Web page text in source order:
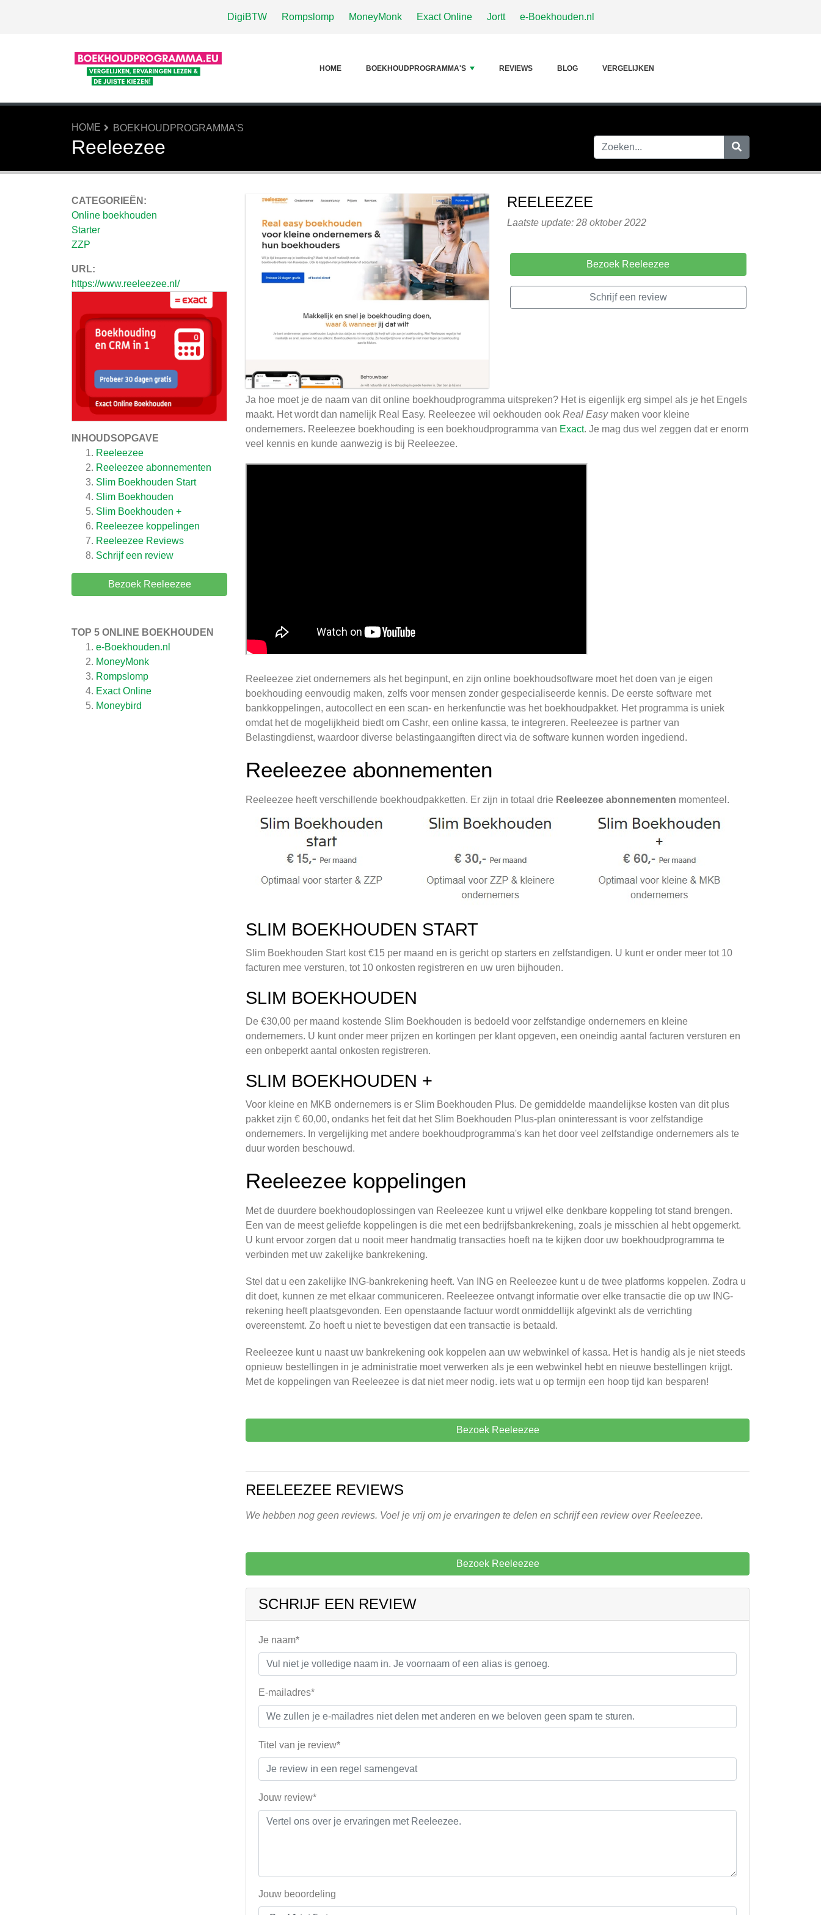
DigiBTW Rompslomp MoneyMonk Exact Online Jortt e-Boekhouden.nl
HOME BOEKHOUDPROGRAMMA'S REVIEWS BLOG VERGELIJKEN
HOME BOEKHOUDPROGRAMMA'S
Reeleezee
CATEGORIEËN:
Online boekhouden
Starter
ZZP
URL:
https://www.reeleezee.nl/
INHOUDSOPGAVE
Reeleezee
Reeleezee abonnementen
Slim Boekhouden Start
Slim Boekhouden
Slim Boekhouden +
Reeleezee koppelingen
Reeleezee Reviews
Schrijf een review
Bezoek Reeleezee
TOP 5 ONLINE BOEKHOUDEN
e-Boekhouden.nl
MoneyMonk
Rompslomp
Exact Online
Moneybird
REELEEZEE
Laatste update: 28 oktober 2022
Bezoek Reeleezee
Schrijf een review
Ja hoe moet je de naam van dit online boekhoudprogramma uitspreken? Het is eigenlijk erg simpel als je het Engels
maakt. Het wordt dan namelijk Real Easy. Reeleezee wil oekhouden ook Real Easymaken voor kleine
ondernemers. Reeleezee boekhouding is een boekhoudprogramma van Exact. Je mag dus wel zeggen dat er enorm
veel kennis en kunde aanwezig is bij Reeleezee.
Reeleezee ziet ondernemers als het beginpunt, en zijn online boekhoudsoftware moet het doen van je eigen
boekhouding eenvoudig maken, zelfs voor mensen zonder gespecialiseerde kennis. De eerste software met
bankkoppelingen, autocollect en een scan- en herkenfunctie was het boekhoudpakket. Het programma is uniek
omdat het de mogelijkheid biedt om Cashr, een online kassa, te integreren. Reeleezee is partner van
Belastingdienst, waardoor diverse belastingaangiften direct via de software kunnen worden ingediend.
Reeleezee abonnementen
Reeleezee heeft verschillende boekhoudpakketten. Er zijn in totaal drie Reeleezee abonnementen momenteel.
SLIM BOEKHOUDEN START
Slim Boekhouden Start kost €15 per maand en is gericht op starters en zelfstandigen. U kunt er onder meer tot 10
facturen mee versturen, tot 10 onkosten registreren en uw uren bijhouden.
SLIM BOEKHOUDEN
De €30,00 per maand kostende Slim Boekhouden is bedoeld voor zelfstandige ondernemers en kleine
ondernemers. U kunt onder meer prijzen en kortingen per klant opgeven, een oneindig aantal facturen versturen en
een onbeperkt aantal onkosten registreren.
SLIM BOEKHOUDEN +
Voor kleine en MKB ondernemers is er Slim Boekhouden Plus. De gemiddelde maandelijkse kosten van dit plus
pakket zijn € 60,00, ondanks het feit dat het Slim Boekhouden Plus-plan oninteressant is voor zelfstandige
ondernemers. In vergelijking met andere boekhoudprogramma's kan het door veel zelfstandige ondernemers als te
duur worden beschouwd.
Reeleezee koppelingen
Met de duurdere boekhoudoplossingen van Reeleezee kunt u vrijwel elke denkbare koppeling tot stand brengen.
Een van de meest geliefde koppelingen is die met een bedrijfsbankrekening, zoals je misschien al hebt opgemerkt.
U kunt ervoor zorgen dat u nooit meer handmatig transacties hoeft na te kijken door uw boekhoudprogramma te
verbinden met uw zakelijke bankrekening.
Stel dat u een zakelijke ING-bankrekening heeft. Van ING en Reeleezee kunt u de twee platforms koppelen. Zodra u
dit doet, kunnen ze met elkaar communiceren. Reeleezee ontvangt informatie over elke transactie die op uw ING-
rekening heeft plaatsgevonden. Een openstaande factuur wordt onmiddellijk afgevinkt als de verrichting
overeenstemt. Zo hoeft u niet te bevestigen dat een transactie is betaald.
Reeleezee kunt u naast uw bankrekening ook koppelen aan uw webwinkel of kassa. Het is handig als je niet steeds
opnieuw bestellingen in je administratie moet verwerken als je een webwinkel hebt en nieuwe bestellingen krijgt.
Met de koppelingen van Reeleezee is dat niet meer nodig. iets wat u op termijn een hoop tijd kan besparen!
Bezoek Reeleezee
REELEEZEE REVIEWS
We hebben nog geen reviews. Voel je vrij om je ervaringen te delen en schrijf een review over Reeleezee.
Bezoek Reeleezee
SCHRIJF EEN REVIEW
Je naam*
E-mailadres*
Titel van je review*
Jouw review*
Jouw beoordeling